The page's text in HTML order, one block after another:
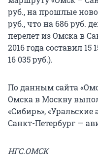
руб., на прошлые
руб., что на 686 руб.
перелет из Омска в
2016 года составил 15
16 035 руб.).­
По данным сайта
Омска в Москву
«Сибирь»,
Санкт-Петербург —
НГС.ОМСК